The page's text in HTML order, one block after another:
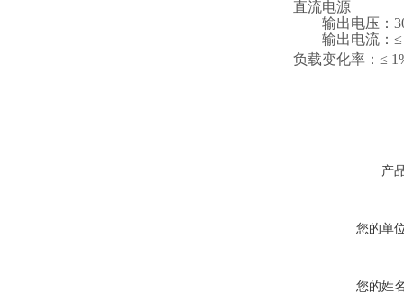
直流电源
输出电压：
输出电流：
负载变化率：≤
产
您的单
您的姓